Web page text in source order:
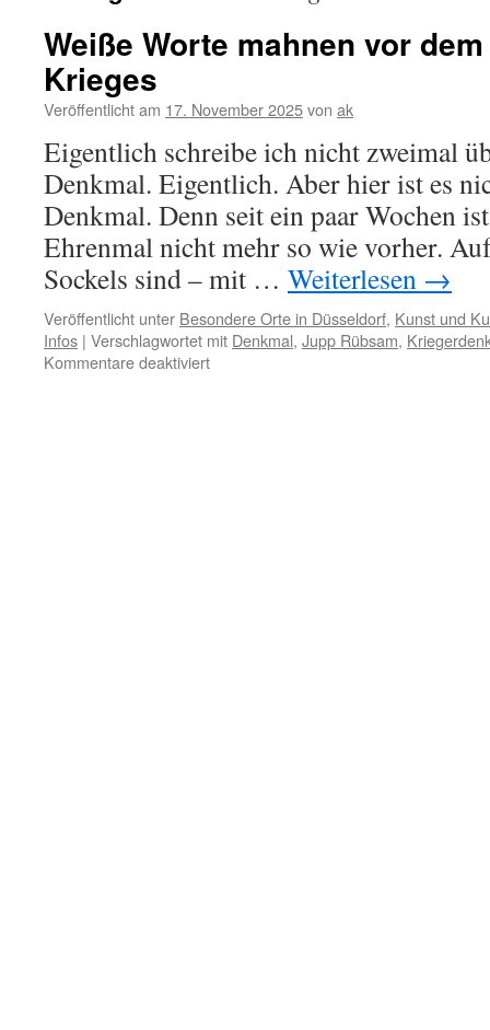
Weiße Worte mahnen vor
Krieges
Veröffentlicht am 17. November 2025von ak
Eigentlich schreibe ich nicht zweimal
Denkmal. Eigentlich. Aber hier ist es
Denkmal. Denn seit ein paar Wochen
Ehrenmal nicht mehr so wie vorher.
Sockels sind – mit … Weiterlesen →
Veröffentlicht unter Besondere Orte in Düsseldorf, Kunst und
Infos | Verschlagwortet mit Denkmal, Jupp Rübsam,
Kommentare deaktiviertfür